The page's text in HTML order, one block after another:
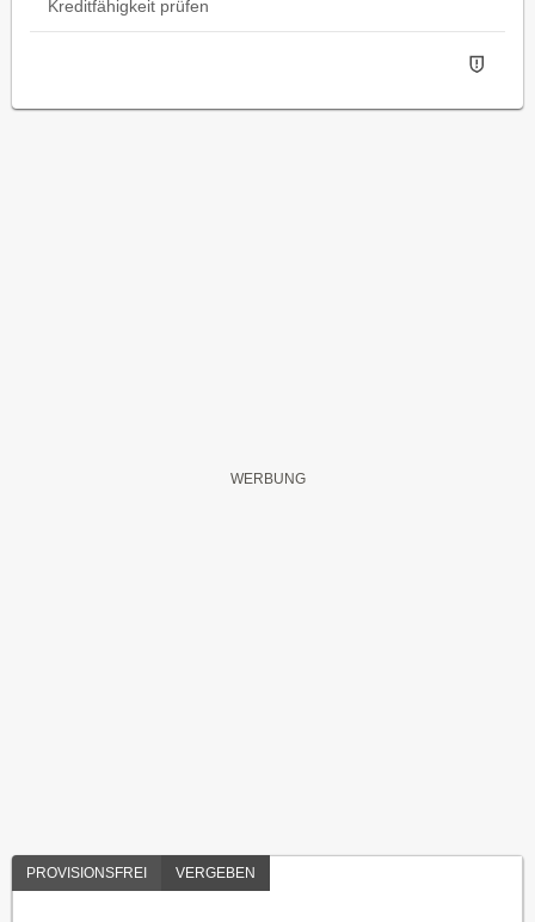
Kreditfähigkeit prüfen
PROVISIONSFREI VERGEBEN